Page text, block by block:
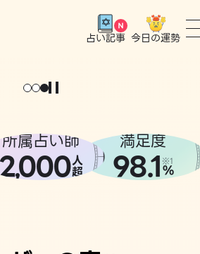
占い記事 今日の運勢
所属占い師
,000人
超
満足度
98.1 ※1
%